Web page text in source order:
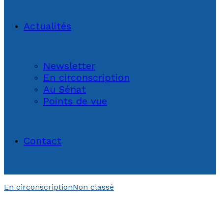
Actualités
Newsletter
En circonscription
Au Sénat
Points de vue
Contact
En circonscriptionNon classé